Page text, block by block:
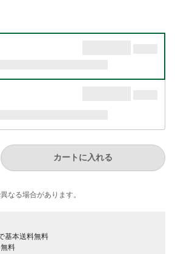
カートに入れる
なる​場合が​あります。
基本送料無料
料